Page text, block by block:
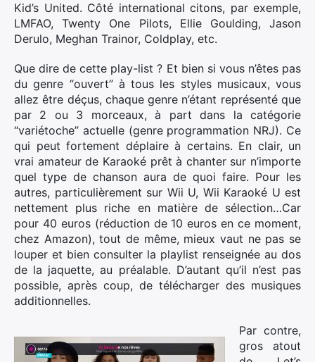
Kid’s United. Côté international citons, par exemple,
LMFAO, Twenty One Pilots, Ellie Goulding, Jason
Derulo, Meghan Trainor, Coldplay, etc.
Que dire de cette play-list ? Et bien si vous n’êtes pas
du genre “ouvert” à tous les styles musicaux, vous
allez être déçus, chaque genre n’étant représenté que
par 2 ou 3 morceaux, à part dans la catégorie
“variétoche” actuelle (genre programmation NRJ). Ce
qui peut fortement déplaire à certains. En clair, un
vrai amateur de Karaoké prêt à chanter sur n’importe
quel type de chanson aura de quoi faire. Pour les
autres, particulièrement sur Wii U, Wii Karaoké U est
nettement plus riche en matière de sélection…Car
pour 40 euros (réduction de 10 euros en ce moment,
chez Amazon), tout de même, mieux vaut ne pas se
louper et bien consulter la playlist renseignée au dos
de la jaquette, au préalable. D’autant qu’il n’est pas
possible, après coup, de télécharger des musiques
additionnelles.
Par contre,
gros atout